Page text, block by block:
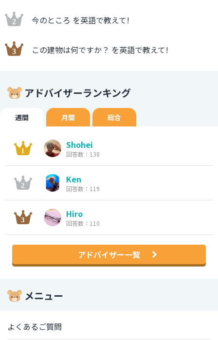
今のところ を英語で教えて!
この建物は何ですか？ を英語で教えて!
アドバイザーランキング
週間 月間 総合
Shohei
回答数：138
Ken
回答数：119
Hiro
回答数：110
アドバイザー一覧
メニュー
よくあるご質問